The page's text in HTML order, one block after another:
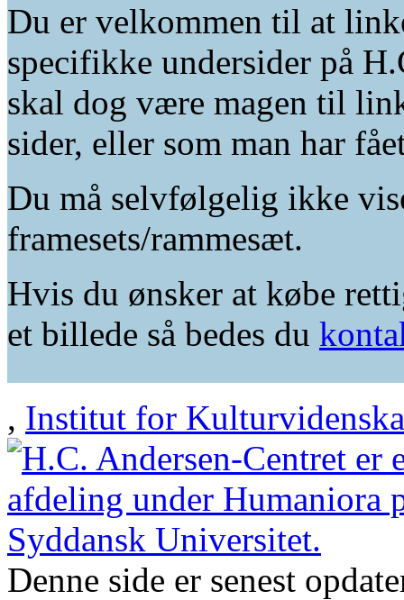
Du er velkommen til at
specifikke undersider på
skal dog være magen til
sider, eller som man har
Du må selvfølgelig ikke
framesets/rammesæt.
Hvis du ønsker at købe
et billede så bedes du
, Institut for
Denne side er senest